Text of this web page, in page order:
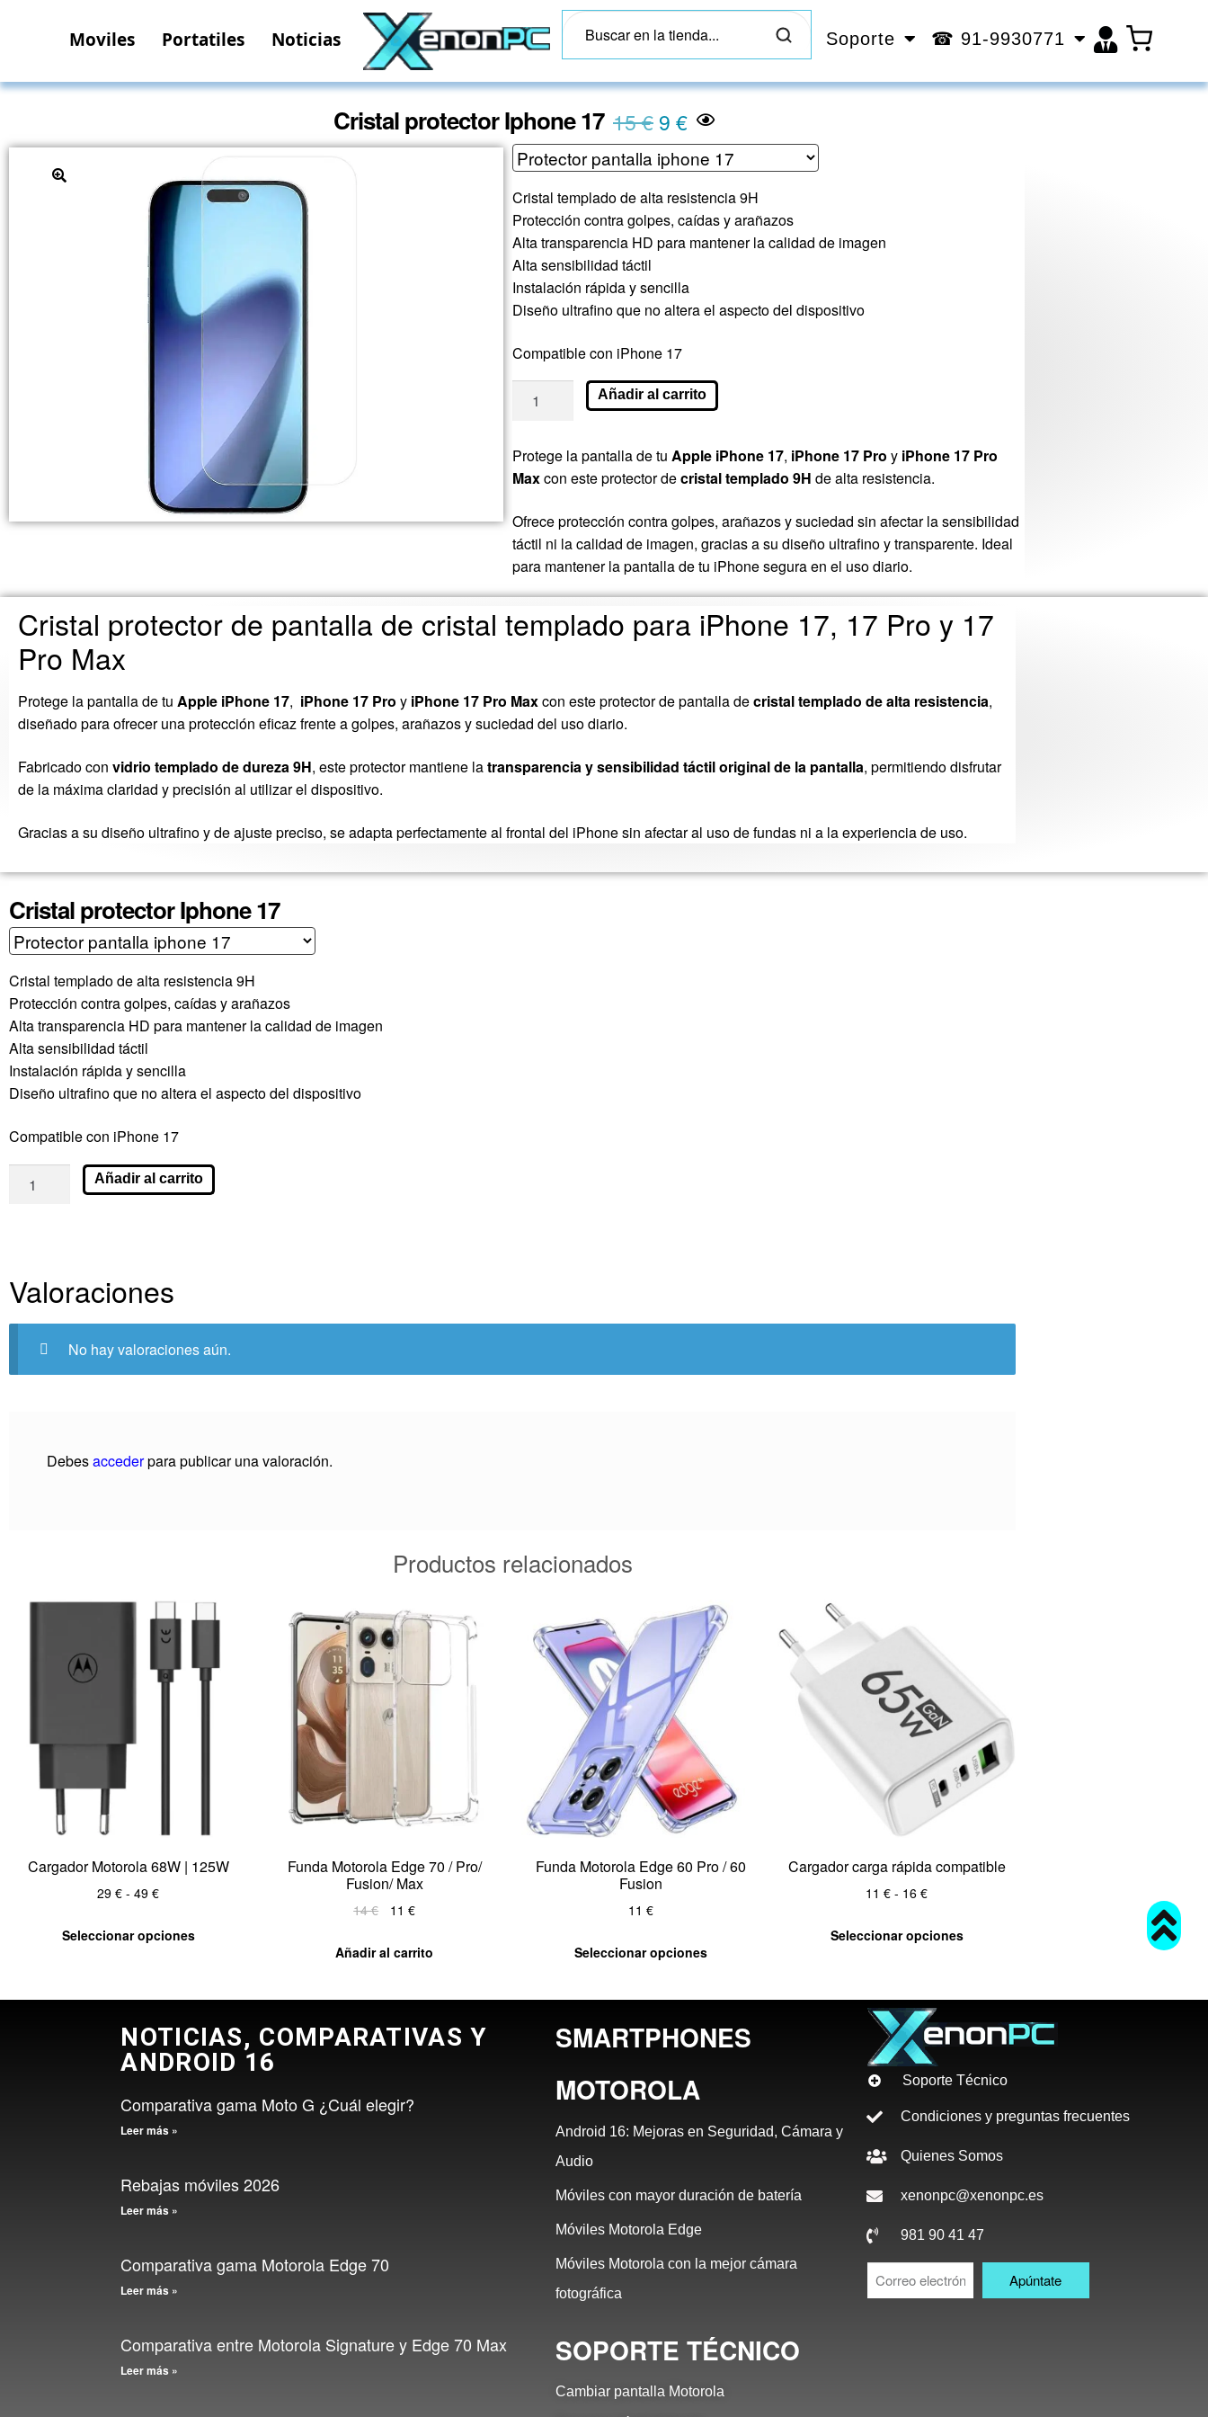
Moviles Portatiles Noticias Soporte ☎ 91-9930771
Cristal protector Iphone 17 15€ 9 €
Cristal templado de alta resistencia 9H
Protección contra golpes, caídas y arañazos
Alta transparencia HD para mantener la calidad de imagen
Alta sensibilidad táctil
Instalación rápida y sencilla
Diseño ultrafino que no altera el aspecto del dispositivo
Compatible con iPhone 17
Añadir al carrito
Protege la pantalla de tu Apple iPhone 17, iPhone 17 Pro y iPhone 17 Pro
Maxcon este protector decristal templado 9H de alta resistencia.
Ofrece protección contra golpes, arañazos y suciedad sin afectar la sensibilidad
táctil ni la calidad de imagen, gracias a su diseño ultrafino y transparente. Ideal
para mantener la pantalla de tu iPhone segura en el uso diario.
Cristal protector de pantalla de cristal templado para iPhone 17, 17 Pro y 17
Pro Max
Protege la pantalla de tu Apple iPhone 17, iPhone 17 Pro y iPhone 17 Pro Maxcon este protector de pantalla decristal templado de alta resistencia,
diseñado para ofrecer una protección eficaz frente a golpes, arañazos y suciedad del uso diario.
Fabricado con vidrio templado de dureza 9H, este protector mantiene latransparencia y sensibilidad táctil original de la pantalla, permitiendo disfrutar
de la máxima claridad y precisión al utilizar el dispositivo.
Gracias a su diseño ultrafino y de ajuste preciso, se adapta perfectamente al frontal del iPhone sin afectar al uso de fundas ni a la experiencia de uso.
Cristal protector Iphone 17
Cristal templado de alta resistencia 9H
Protección contra golpes, caídas y arañazos
Alta transparencia HD para mantener la calidad de imagen
Alta sensibilidad táctil
Instalación rápida y sencilla
Diseño ultrafino que no altera el aspecto del dispositivo
Compatible con iPhone 17
Añadir al carrito
Valoraciones
No hay valoraciones aún.
Debesaccederpara publicar una valoración.
Productos relacionados
Cargador Motorola 68W | 125W
29 € - 49 €
Seleccionar opciones
Funda Motorola Edge 70 / Pro/
Fusion/ Max
14€ 11 €
Añadir al carrito
Funda Motorola Edge 60 Pro / 60
Fusion
11 €
Seleccionar opciones
Cargador carga rápida compatible
11 € - 16 €
Seleccionar opciones
NOTICIAS, COMPARATIVAS Y
ANDROID 16
Comparativa gama Moto G ¿Cuál elegir?
Leer más »
Rebajas móviles 2026
Leer más »
Comparativa gama Motorola Edge 70
Leer más »
Comparativa entre Motorola Signature y Edge 70 Max
Leer más »
SMARTPHONES
MOTOROLA
Android 16: Mejoras en Seguridad, Cámara y
Audio
Móviles con mayor duración de batería
Móviles Motorola Edge
Móviles Motorola con la mejor cámara
fotográfica
SOPORTE TÉCNICO
Cambiar pantalla Motorola
Soporte Técnico
Condiciones y preguntas frecuentes
Quienes Somos
xenonpc@xenonpc.es
981 90 41 47
Apúntate